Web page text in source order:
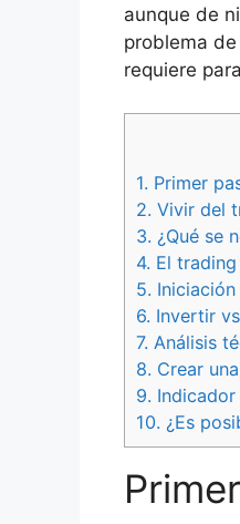
aunque de
problema
requiere
1. Primer
2. Vivir del
3. ¿Qué se
4. El
5.
6. Invertir
7. Análisis
8. Crear
9.
10. ¿Es